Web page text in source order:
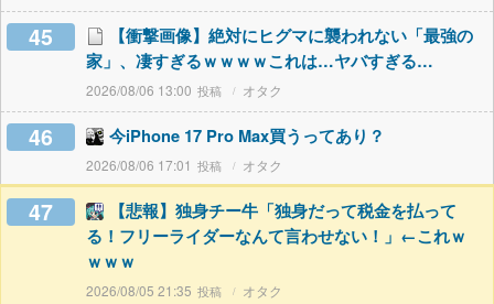
45
【衝撃画像】絶対にヒグマに襲われない「最強の
家」、凄すぎるｗｗｗｗこれは…ヤバすぎる…
2026/08/06 13:00 オタク
46 今iPhone 17 Pro Max買うってあり？
2026/08/06 17:01 オタク
47
【悲報】独身チー牛「独身だって税金を払って
る！フリーライダーなんて言わせない！」←これｗ
ｗｗｗ
2026/08/05 21:35 オタク